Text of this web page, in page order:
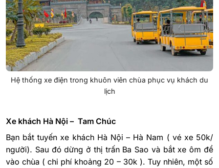
Hệ thống xe điện trong khuôn viên chùa phục vụ khách du
lịch
Xe khách Hà Nội – Tam Chúc
Bạn bắt tuyến xe khách Hà Nội – Hà Nam ( vé xe 50k/
người). Sau đó dừng ở thị trấn Ba Sao và bắt xe ôm để
vào chùa ( chi phí khoảng 20 – 30k ). Tuy nhiên, một số